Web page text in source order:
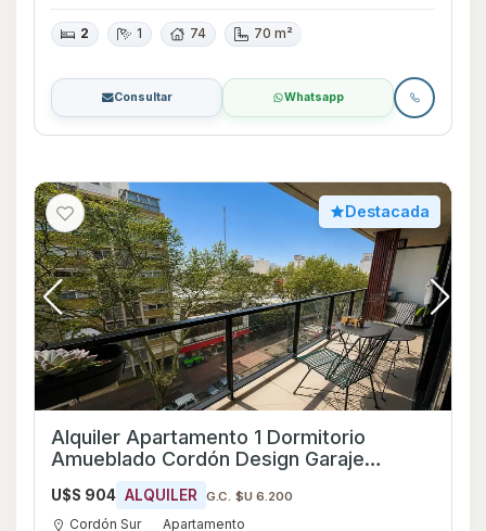
2 1 74 70 m²
Consultar Whatsapp
Destacada
Alquiler Apartamento 1 Dormitorio
Amueblado Cordón Design Garaje
Opcional amenities
U$S 904 ALQUILER G.C. $U 6.200
Cordón Sur Apartamento